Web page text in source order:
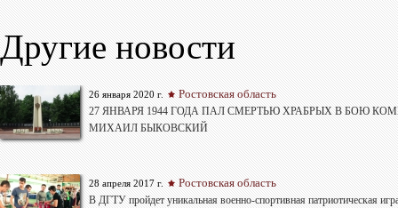
Другие новости
26 января 2020 г. Ростовская область
27 ЯНВАРЯ 1944 ГОДА ПАЛ СМЕРТЬЮ ХРАБРЫХ В БОЮ
МИХАИЛ БЫКОВСКИЙ
28 апреля 2017 г. Ростовская область
В ДГТУ пройдет уникальная военно-спортивная патриотическая